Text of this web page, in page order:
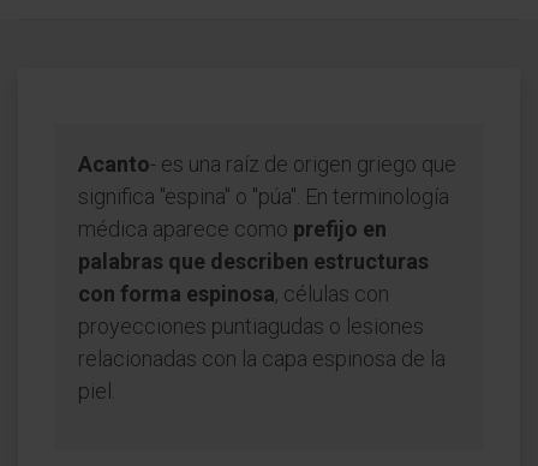
Acanto- es una raíz de origen griego que
significa "espina" o "púa". En terminología
médica aparece como prefijo en
palabras que describen estructuras
con forma espinosa, células con
proyecciones puntiagudas o lesiones
relacionadas con la capa espinosa de la
piel.